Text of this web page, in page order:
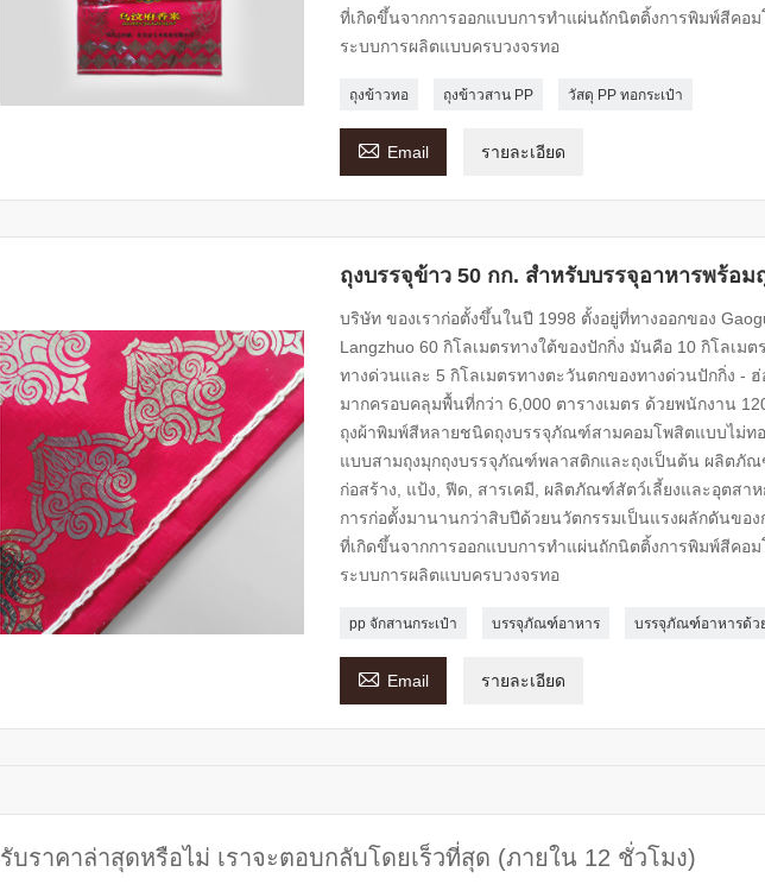
ที่เกิดขึ้นจากการออกแบบการทำแผ่นถักนิตติ้งการพิมพ์สีคอ
ระบบการผลิตแบบครบวงจรทอ
ถุงข้าวทอ ถุงข้าวสาน PP วัสดุ PP ทอกระเป๋า
 Email รายละเอียด
ถุงบรรจุข้าว 50 กก. สำหรับบรรจุอาหารพร้อม
บริษัท ของเราก่อตั้งขึ้นในปี 1998 ตั้งอยู่ที่ทางออกของ
Langzhuo 60 กิโลเมตรทางใต้ของปักกิ่ง มันคือ 10 กิโลเม
ทางด่วนและ 5 กิโลเมตรทางตะวันตกของทางด่วนปักกิ่ง - ฮ่
มากครอบคลุมพื้นที่กว่า 6,000 ตารางเมตร ด้วยพนักงาน
ถุงผ้าพิมพ์สีหลายชนิดถุงบรรจุภัณฑ์สามคอมโพสิตแบบไม่ทอ
แบบสามถุงมุกถุงบรรจุภัณฑ์พลาสติกและถุงเป็นต้น ผลิตภั
ก่อสร้าง, แป้ง, ฟีด, สารเคมี, ผลิตภัณฑ์สัตว์เลี้ยงและอุตสาห
การก่อตั้งมานานกว่าสิบปีด้วยนวัตกรรมเป็นแรงผลักดันขอ
ที่เกิดขึ้นจากการออกแบบการทำแผ่นถักนิตติ้งการพิมพ์สีคอ
ระบบการผลิตแบบครบวงจรทอ
pp จักสานกระเป๋า บรรจุภัณฑ์อาหาร บรรจุภัณฑ์อาหารด้ว
 Email รายละเอียด
รับราคาล่าสุดหรือไม่ เราจะตอบกลับโดยเร็วที่สุด (ภายใน 12 ชั่วโมง)